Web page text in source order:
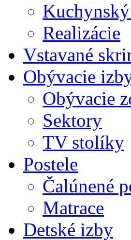
Realizácie
Vstavané
Obývacie
Obývacie
Sektory
TV stolíky
Postele
Čalúnené
Matrace
Detské izby